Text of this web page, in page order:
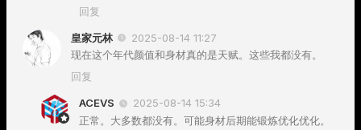
回复
皇家元林
2025-08-14 11:27
现在这个年代颜值和身材真的是天赋。这些我都没有。
回复
ACEVS
2025-08-14 15:34
正常。大多数都没有。可能身材后期能锻炼优化优化。